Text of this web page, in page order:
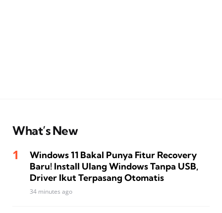
What’s New
Windows 11 Bakal Punya Fitur Recovery
Baru! Install Ulang Windows Tanpa USB,
Driver Ikut Terpasang Otomatis
34 minutes ago